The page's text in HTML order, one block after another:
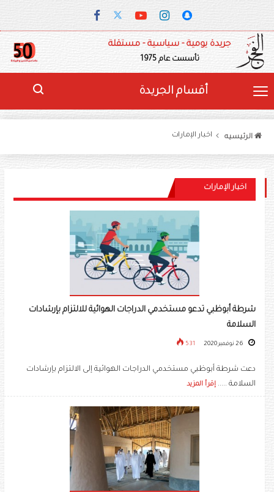
جريدة يومية - سياسية - مستقلة
تأسست عام 1975
أقسام الجريدة
الرئيسيه اخبار الإمارات
اخبار الإمارات
شرطة أبوظبي تدعو مستخدمي الدراجات الهوائية للالتزام بإرشادات
السلامة
531
دعت شرطة أبوظبي مستخدمي الدراجات الهوائية إلى الالتزام بإرشادات
السلامة ..... إقرأ المزيد